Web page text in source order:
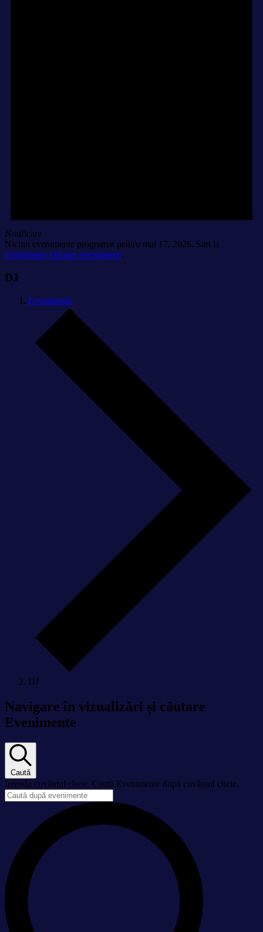
Notificare
Niciun evenimente programat pentru mai 17, 2026. Sari la
evenimente viitoare evenimente.
DJ
Evenimente
DJ
Navigare în vizualizări și căutare
Evenimente
Caută
Introdu cuvântul cheie. Caută Evenimente după cuvântul cheie.